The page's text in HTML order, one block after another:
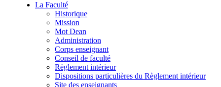
La Faculté
Historique
Mission
Mot Dean
Administration
Corps enseignant
Conseil de faculté
Règlement intérieur
Dispositions particulières du Règlement intérieur
Site des enseignants